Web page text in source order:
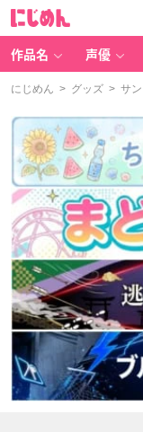
作品名 声優
にじめん > グッズ > サ